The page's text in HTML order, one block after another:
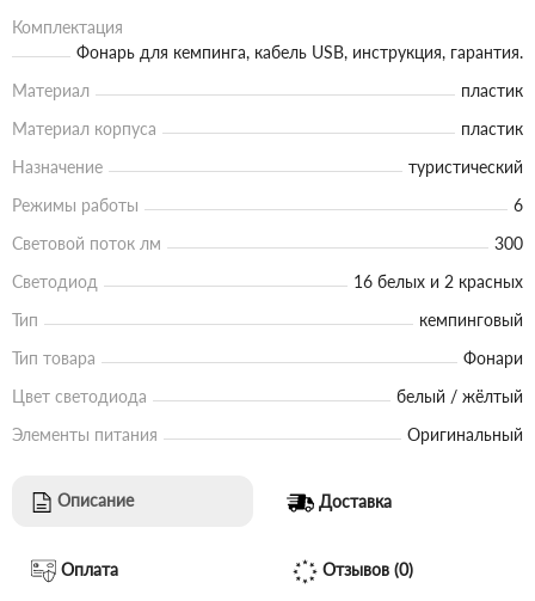
Комплектация
Фонарь для кемпинга, кабель USB, инструкция, гарантия.
Материал
пластик
Материал корпуса
пластик
Назначение
туристический
Режимы работы
6
Световой поток лм
300
Светодиод
16 белых и 2 красных
Тип
кемпинговый
Тип товара
Фонари
Цвет светодиода
белый / жёлтый
Элементы питания
Оригинальный
Описание Доставка
Оплата Отзывов (0)